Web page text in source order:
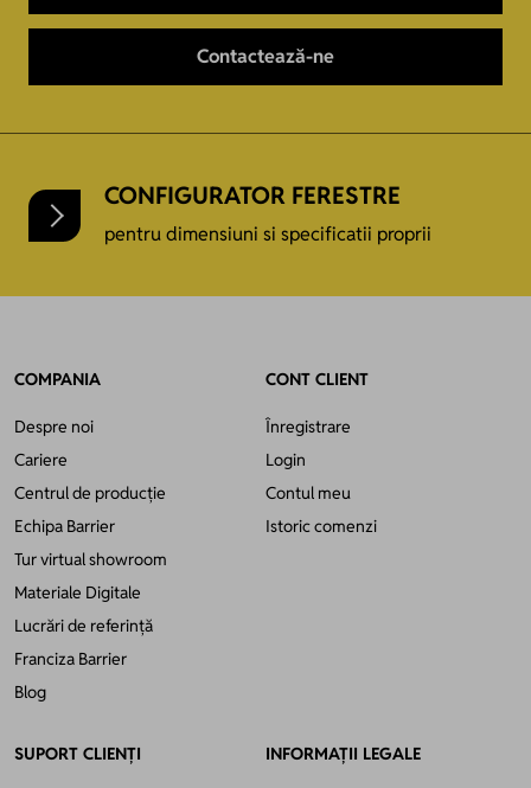
Contactează-ne
CONFIGURATOR FERESTRE
pentru dimensiuni si specificatii proprii
COMPANIA
Despre noi
Cariere
Centrul de producție
Echipa Barrier
Tur virtual showroom
Materiale Digitale
Lucrări de referință
Franciza Barrier
Blog
CONT CLIENT
Înregistrare
Login
Contul meu
Istoric comenzi
SUPORT CLIENȚI INFORMAȚII LEGALE